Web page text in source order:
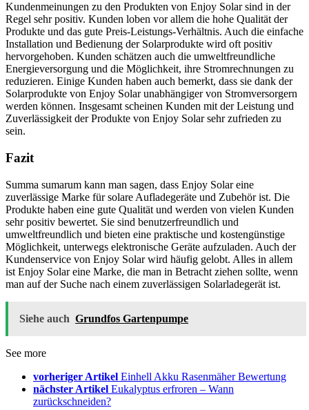
Kundenmeinungen zu den Produkten von Enjoy Solar sind in der
Regel sehr positiv. Kunden loben vor allem die hohe Qualität der
Produkte und das gute Preis-Leistungs-Verhältnis. Auch die einfache
Installation und Bedienung der Solarprodukte wird oft positiv
hervorgehoben. Kunden schätzen auch die umweltfreundliche
Energieversorgung und die Möglichkeit, ihre Stromrechnungen zu
reduzieren. Einige Kunden haben auch bemerkt, dass sie dank der
Solarprodukte von Enjoy Solar unabhängiger von Stromversorgern
werden können. Insgesamt scheinen Kunden mit der Leistung und
Zuverlässigkeit der Produkte von Enjoy Solar sehr zufrieden zu
sein.
Fazit
Summa sumarum kann man sagen, dass Enjoy Solar eine
zuverlässige Marke für solare Aufladegeräte und Zubehör ist. Die
Produkte haben eine gute Qualität und werden von vielen Kunden
sehr positiv bewertet. Sie sind benutzerfreundlich und
umweltfreundlich und bieten eine praktische und kostengünstige
Möglichkeit, unterwegs elektronische Geräte aufzuladen. Auch der
Kundenservice von Enjoy Solar wird häufig gelobt. Alles in allem
ist Enjoy Solar eine Marke, die man in Betracht ziehen sollte, wenn
man auf der Suche nach einem zuverlässigen Solarladegerät ist.
Siehe auch Grundfos Gartenpumpe
See more
vorheriger Artikel Einhell Akku Rasenmäher Bewertung
nächster Artikel Eukalyptus erfroren – Wann
zurückschneiden?